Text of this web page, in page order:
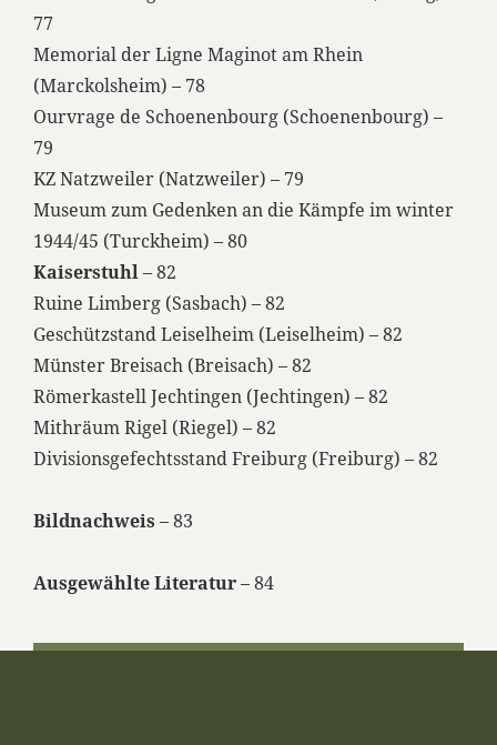
77
Memorial der Ligne Maginot am Rhein
(Marckolsheim) – 78
Ourvrage de Schoenenbourg (Schoenenbourg) –
79
KZ Natzweiler (Natzweiler) – 79
Museum zum Gedenken an die Kämpfe im winter
1944/45 (Turckheim) – 80
Kaiserstuhl– 82
Ruine Limberg (Sasbach) – 82
Geschützstand Leiselheim (Leiselheim) – 82
Münster Breisach (Breisach) – 82
Römerkastell Jechtingen (Jechtingen) – 82
Mithräum Rigel (Riegel) – 82
Divisionsgefechtsstand Freiburg (Freiburg) – 82
Bildnachweis – 83
Ausgewählte Literatur– 84